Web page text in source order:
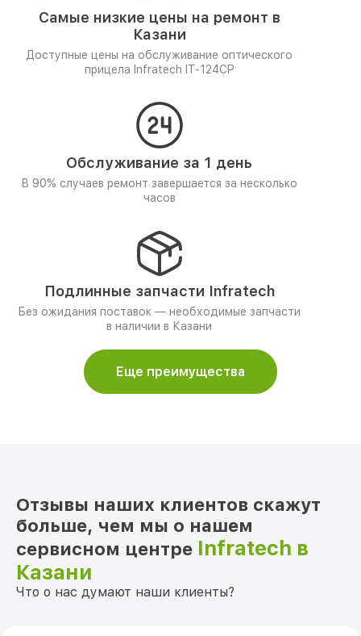
Самые низкие цены на ремонт в
Казани
Доступные цены на обслуживание оптического
прицела Infratech IT-124CP
Обслуживание за 1 день
В 90% случаев ремонт завершается за несколько
часов
Подлинные запчасти Infratech
Без ожидания поставок — необходимые запчасти
в наличии в Казани
Еще преимущества
Отзывы наших клиентов скажут
больше, чем мы о нашем
сервисном центре Infratech в
Казани
Что о нас думают наши клиенты?